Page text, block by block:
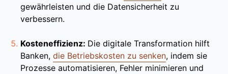
gewährleisten und die Datensicherheit zu
verbessern.
Kosteneffizienz: Die digitale Transformation hilft
Banken, die Betriebskosten zu senken, indem sie
Prozesse automatisieren, Fehler minimieren und